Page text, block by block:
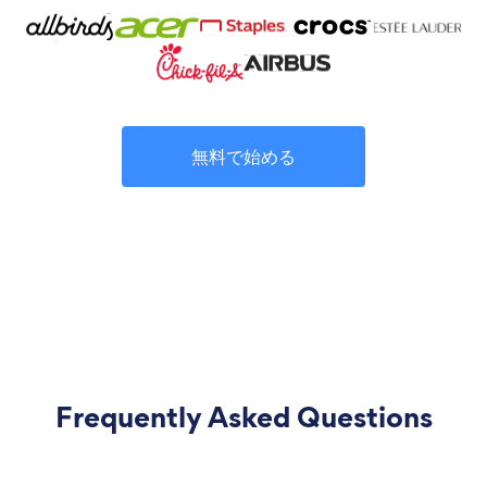
無料で始める
Frequently Asked Questions